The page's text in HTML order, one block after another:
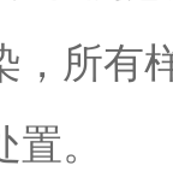
，所有
置。